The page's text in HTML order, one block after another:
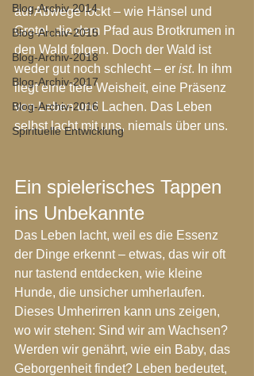
Blog-Archiv 2014
Blog-Archiv-2015
Blog-Archiv-2018
Blog-Archiv-2017
Blog-Archiv-2016
Spirituelle Entwicklung
auf Abwege lockt – wie Hänsel und
Gretel, die dem Pfad aus Brotkrumen in
den Wald folgen. Doch der Wald ist
weder gut noch schlecht – er ist. In ihm
liegt eine tiefe Weisheit, eine Präsenz
von Leben und Lachen. Das Leben
selbst lacht mit uns, niemals über uns.
Ein spielerisches Tappen
ins Unbekannte
Das Leben lacht, weil es die Essenz
der Dinge erkennt – etwas, das wir oft
nur tastend entdecken, wie kleine
Hunde, die unsicher umherlaufen.
Dieses Umherirren kann uns zeigen,
wo wir stehen: Sind wir am Wachsen?
Werden wir genährt, wie ein Baby, das
Geborgenheit findet? Leben bedeutet,